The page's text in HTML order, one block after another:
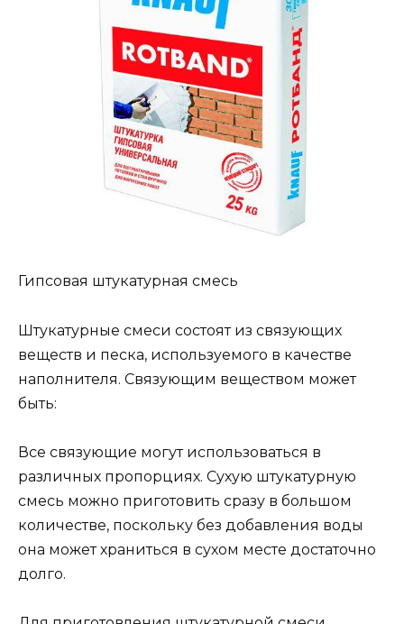
Гипсовая штукатурная смесь
Штукатурные смеси состоят из связующих
веществ и песка, используемого в качестве
наполнителя. Связующим веществом может
быть:
Все связующие могут использоваться в
различных пропорциях. Сухую штукатурную
смесь можно приготовить сразу в большом
количестве, поскольку без добавления воды
она может храниться в сухом месте достаточно
долго.